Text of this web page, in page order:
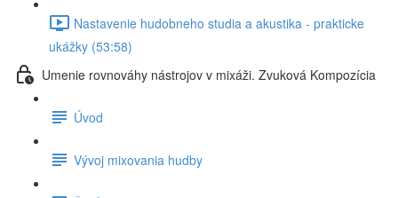
Nastavenie hudobneho studia a akustika - prakticke
ukážky (53:58)
Umenie rovnováhy nástrojov v mixáži. Zvuková Kompozícia
Úvod
Vývoj mixovania hudby